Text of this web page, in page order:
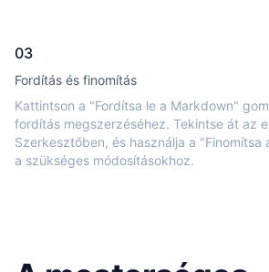
03
Fordítás és finomítás
Kattintson a "Fordítsa le a Markdown"
fordítás megszerzéséhez. Tekintse át az
Szerkesztőben, és használja a
a szükséges módosításokhoz.